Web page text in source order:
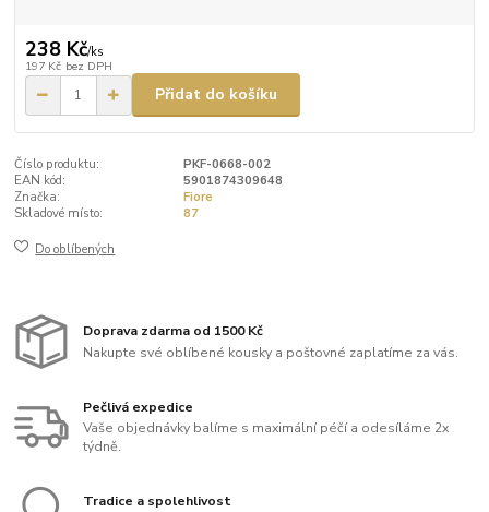
238 Kč/ks
197 Kč bez DPH
Přidat do košíku
Číslo produktu:
PKF-0668-002
EAN kód:
5901874309648
Značka:
Fiore
Skladové místo:
87
Do oblíbených
Doprava zdarma od 1500 Kč
Nakupte své oblíbené kousky a poštovné zaplatíme za vás.
Pečlivá expedice
Vaše objednávky balíme s maximální péčí a odesíláme 2x
týdně.
Tradice a spolehlivost